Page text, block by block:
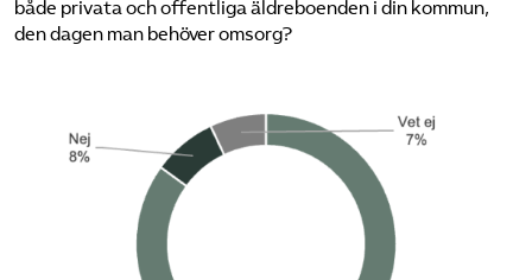
både privata och offentliga äldreboenden i din kommun,
den dagen man behöver omsorg?